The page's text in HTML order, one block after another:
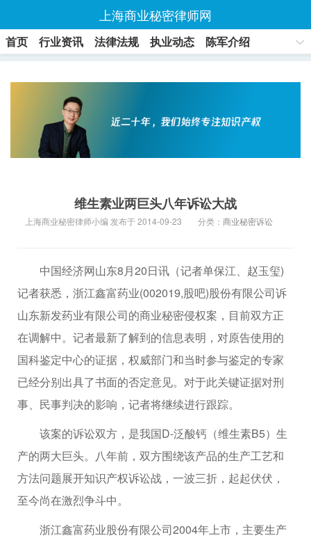
上海商业秘密律师网
首页 行业资讯 法律法规 执业动态
陈军介绍
维生素业两巨头八年诉讼大战
上海商业秘密律师小编 发布于 2014-09-23 分类： 商业秘密诉讼
中国经济网山东8月20日讯（记者单保江、赵玉玺)
记者获悉，浙江鑫富药业(002019,股吧)股份有限公司诉
山东新发药业有限公司的商业秘密侵权案，目前双方正
在调解中。记者最新了解到的信息表明，对原告使用的
国科鉴定中心的证据，权威部门和当时参与鉴定的专家
已经分别出具了书面的否定意见。对于此关键证据对刑
事、民事判决的影响，记者将继续进行跟踪。
该案的诉讼双方，是我国D-泛酸钙（维生素B5）生
产的两大巨头。八年前，双方围绕该产品的生产工艺和
方法问题展开知识产权诉讼战，一波三折，起起伏伏，
至今尚在激烈争斗中。
浙江鑫富药业股份有限公司2004年上市，主要生产